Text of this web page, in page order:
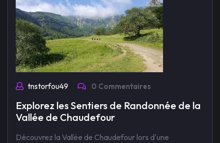
tnstorfou49 0 Commentaires
Explorez les Sentiers de Randonnée de la
Vallée de Chaudefour
Découvrez la Vallée de Chaudefour lors d'une